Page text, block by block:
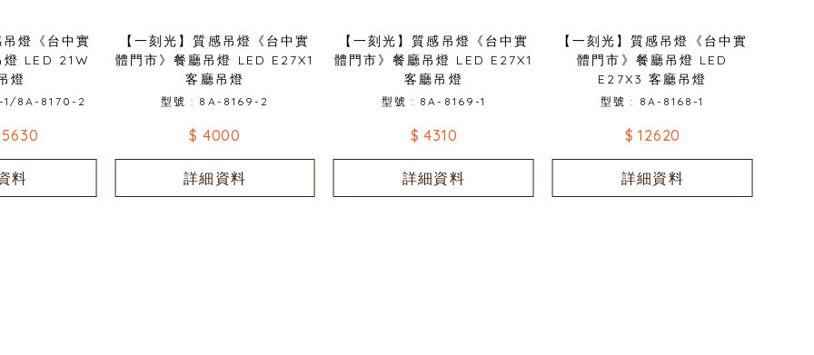
燈《台中實
燈 LED 21W
燈
1/8A-8170-2
料
【一刻光】質感吊燈《台中實
體門市》餐廳吊燈 LED E27X1
客廳吊燈
型號 : 8A-8169-2
$ 4000
詳細資料
【一刻光】質感吊燈《台中實
體門市》餐廳吊燈 LED E27X1
客廳吊燈
型號 : 8A-8169-1
$ 4310
詳細資料
【一刻光】質感吊燈《台中實
體門市》餐廳吊燈 LED
E27X3 客廳吊燈
型號 : 8A-8168-1
$ 12620
詳細資料